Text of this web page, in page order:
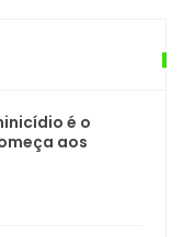
é o
aos